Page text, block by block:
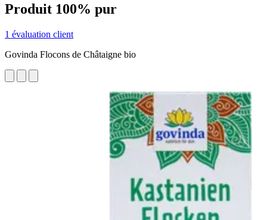
Produit 100% pur
1 évaluation client
Govinda Flocons de Châtaigne bio